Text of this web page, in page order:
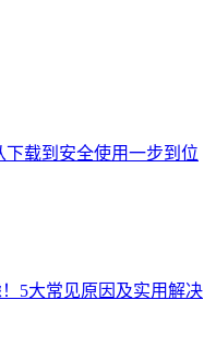
下载到安全使用一步到位
5大常见原因及实用解决